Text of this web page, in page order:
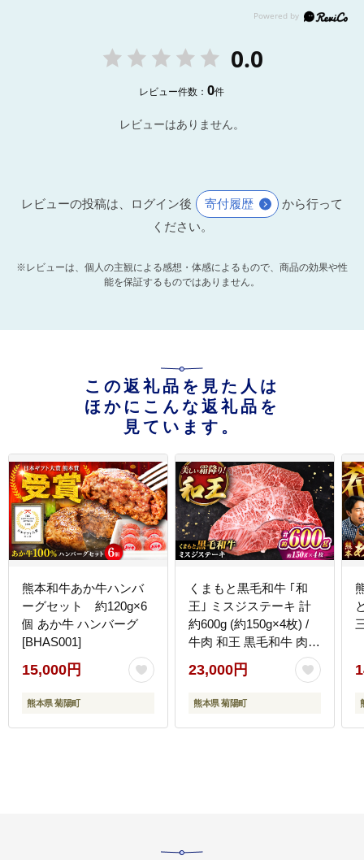
0.0
レビュー件数：0件
レビューはありません。
レビューの投稿は、ログイン後 寄付履歴
から行って
ください。
※レビューは、個人の主観による感想・体感によるもので、商品の効果や性
能を保証するものではありません。
この返礼品を見た人は
ほかにこんな返礼品を
見ています。
熊本和牛あか牛ハンバ
ーグセット 約120g×6
個 あか牛 ハンバーグ
[BHAS001]
15,000円
熊本県 菊陽町
くまもと黒毛和牛 ｢和
王｣ ミスジステーキ 計
約600g (約150g×4枚) /
牛肉 和王 黒毛和牛 肉
ミスジ みすじ 希少部位
熊本県 菊陽町【菊池地
域農業協同組合】
23,000円
熊本県 菊陽町